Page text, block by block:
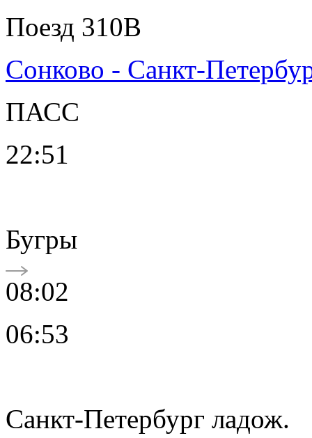
Поезд 310В
Сонково - Санкт-
ПАСС
22:51
Бугры
08:02
06:53
Санкт-Петербург ладож.